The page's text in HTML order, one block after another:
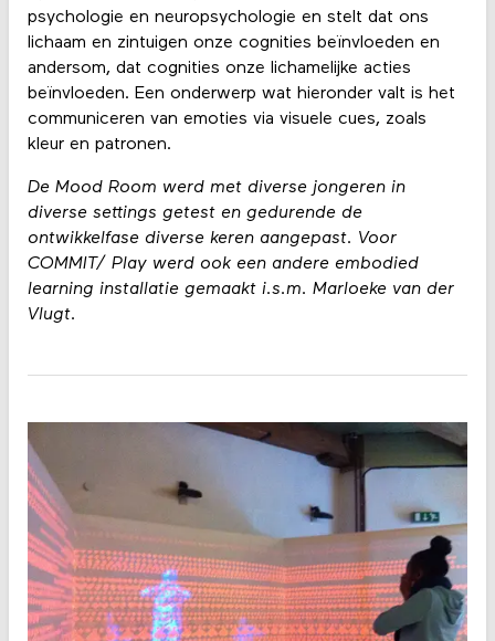
psychologie en neuropsychologie en stelt dat ons
lichaam en zintuigen onze cognities beïnvloeden en
andersom, dat cognities onze lichamelijke acties
beïnvloeden. Een onderwerp wat hieronder valt is het
communiceren van emoties via visuele cues, zoals
kleur en patronen.
De Mood Room werd met diverse jongeren in
diverse settings getest en gedurende de
ontwikkelfase diverse keren aangepast. Voor
COMMIT/ Play werd ook een andere embodied
learning installatie gemaakt i.s.m. Marloeke van der
Vlugt.